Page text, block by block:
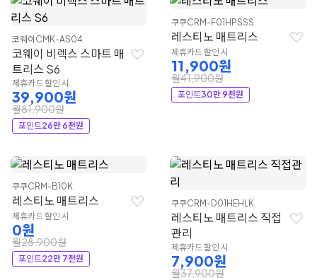
코웨이 CMK-AS04
코웨이 비렉스 스마트 매
트리스 S6
제휴카드 할인 시
39,900원
월81,900원
포인트26만 6천원
쿠쿠CRM-F01HPSSS
레스티노 매트리스
제휴카드 할인 시
11,900원
월41,900원
포인트30만 9천원
쿠쿠CRM-B10K
레스티노 매트리스
제휴카드 할인 시
0원
월28,900원
포인트22만 7천원
쿠쿠CRM-D01HEHLK
레스티노 매트리스 직접
관리
제휴카드 할인 시
7,900원
월37,900원